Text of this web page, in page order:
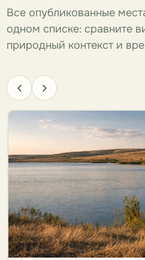
Все опубликованные
одном списке: сравните
природный контекст и